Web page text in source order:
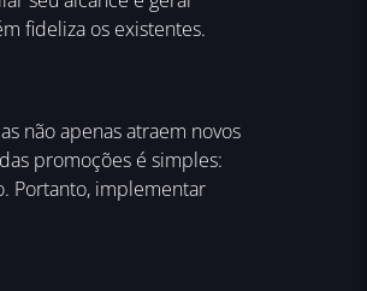
fideliza os existentes.
não apenas atraem novos
promoções é simples:
Portanto, implementar